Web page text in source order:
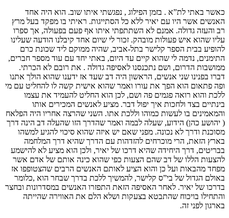
כאשר באתי לת”א . בזמן הפילוג , נפגשתי איתו שוב. הוא היה אחד
האנשים אשר היו עם יאיר ללא כל הסתייגות. ראיתי בו מפקד בעל מרץ
רב והעזה גדולה. אמנם לא השתתפתי איתו אף פעם בפעולה, אך ספרו
עליו שהוא איש פעולות מובהק. זכור לי שיום אחד קיבלנו הודעה שעלינו
להופיע בבית הספר קלישר בתל-אביב, שהיה ממוקם ליד שכונת כרם
התימנים, נדמה לי שהוא קיים עד היום, באתי יחד עם עוד מספר חברים,
ממושבות הדרום, ושם נתכנסנו לאסיפה גדולה . את רובם לא הכרתי.
דברו בפנינו שני אנשים, הראשון היה דב שעד אז ידענו שהוא הולך אתנו
ופה פתאום הוא הפך את עורו ואמר שהוא אישית קשה לו להחליט עם מי
ללכת והוא רואה פגמים פה ושם, לכן הוא החליט להעמיד את עצמו
בינתיים בצד ולחכות איך יפול דבר. מציע לאנשים המכירים אותו
והמאמינים בו לעשות כמוהו וללכת אתו. השני שהרצה אחריו היה הפלאח
( יהושע כהן) הידוע, שעלה לבמה ואמר שהדרך הזו שהעלה דב הינה דרך
מסוכנת ודרך לא נכונה. מפני שאם יש איזה שהוא סיכוי להגיע למשהו
בארץ הזאת, הרי מוכרחים להזדהות עם הדרך שהיא דרך המלחמה
בבריטים, דרך היחידה שהיא דרכו של יאיר, ולכן הוא מציע לא להישמע
להצעות הללו של דב שהם הצעות כפי שהוא כינה אותם של אדם אשר
מפחד מהבאות ועל כן והוא הציע לאותם האנשים הרבים שהצטופפו אז
באולם הגדול של בי”ס קלישר, להמשיך ללכת בדרך שבחר הוא ,כלומר
בדרכו של יאיר. לאחר האסיפה הזאת התפזרו האנשים במסדרונות ובחצר
והתחילו בויכוח שהתבטא בצעקות ושלא הלם את האווירה שהייתה
בארגון לפני זה.